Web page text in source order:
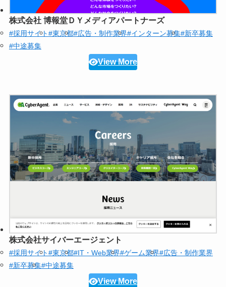
株式会社 博報堂ＤＹメディアパートナーズ
#採用サイト#東京都#広告・制作業界#インターン募集#新卒募集
#中途募集
View More
株式会社サイバーエージェント
#採用サイト#東京都#IT・Web業界#ゲーム業界#広告・制作業界
#新卒募集#中途募集
View More